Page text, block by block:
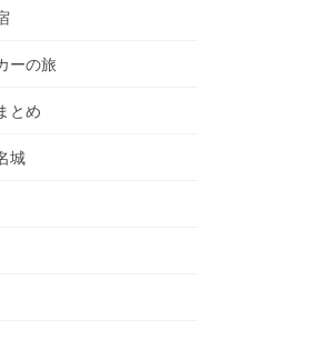
ーの旅
とめ
城